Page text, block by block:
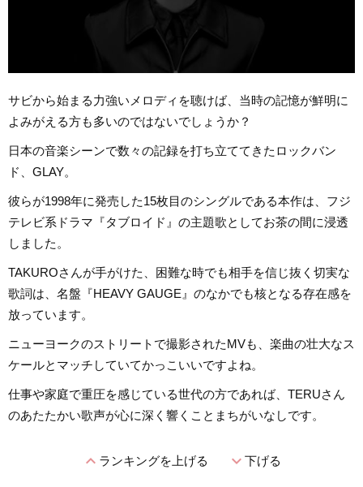
サビから始まる力強いメロディを聴けば、当時の記憶が鮮明に
よみがえる方も多いのではないでしょうか？
日本の音楽シーンで数々の記録を打ち立ててきたロックバン
ド、GLAY。
彼らが1998年に発売した15枚目のシングルである本作は、フジ
テレビ系ドラマ『タブロイド』の主題歌としてお茶の間に浸透
しました。
TAKUROさんが手がけた、困難な時でも相手を信じ抜く切実な
歌詞は、名盤『HEAVY GAUGE』のなかでも核となる存在感を
放っています。
ニューヨークのストリートで撮影されたMVも、楽曲の壮大なス
ケールとマッチしていてかっこいいですよね。
仕事や家庭で重圧を感じている世代の方であれば、TERUさん
のあたたかい歌声が心に深く響くことまちがいなしです。
expand_lessランキングを上げる expand_more下げる